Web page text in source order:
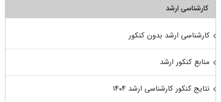
کارشناسی ارشد
کارشناسی ارشد بدون کنکور
منابع کنکور ارشد
نتایج کنکور کارشناسی ارشد ۱۴۰۴